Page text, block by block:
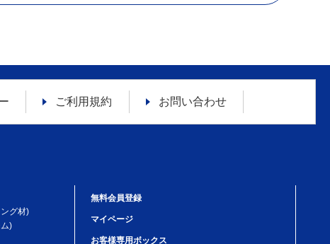
ご利用規約 お問い合わせ
グ材)
)
無料会員登録
マイページ
お客様専用ボックス